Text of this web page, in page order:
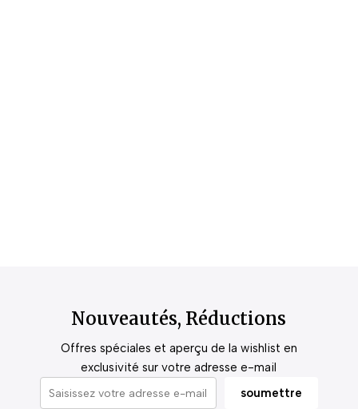
Nouveautés, Réductions
Offres spéciales et aperçu de la wishlist en
exclusivité sur votre adresse e-mail